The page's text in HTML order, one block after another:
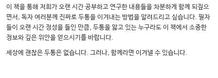
이 책을 통해 저희가 오랜 시간 공부하고 연구한 내용들을 차분하게 함께 되짚으
면서, 독자 여러분께 진짜로 두통을 이겨내는 방법을 알려드리고 싶습니다. 필자
들이 오랜 시간 정성을 들인 만큼, 두통을 앓고 있는 누구라도 이 책에서 소중한
정보와 깊은 위안을 얻으시기를 바랍니다.
세상에 괜찮은 두통은 없습니다. 그러나, 함께라면 이겨낼 수 있습니다.